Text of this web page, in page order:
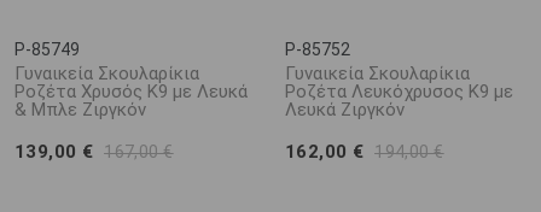
P-85749
Γυναικεία Σκουλαρίκια
Ροζέτα Χρυσός K9 με Λευκά
& Μπλε Ζιργκόν
139,00 € 167,00 €
P-85752
Γυναικεία Σκουλαρίκια
Ροζέτα Λευκόχρυσος K9 με
Λευκά Ζιργκόν
162,00 € 194,00 €